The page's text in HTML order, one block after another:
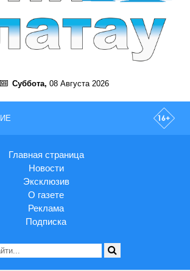
Суббота, 08 Августа 2026
Главная страница
Новости
Эксклюзив
О газете
Реклама
Подписка